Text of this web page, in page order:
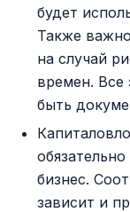
будет
Также
на случай
времен. Все
быть
бизнес.
зависит и